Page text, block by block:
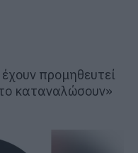
προμηθευτεί
καταναλώσουν»